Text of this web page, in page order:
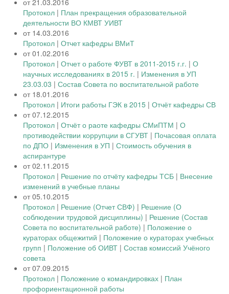
Протокол | План прекращения образовательной
деятельности ВО КМВТ УИВТ
от 14.03.2016
Протокол | Отчет кафедры ВМиТ
от 01.02.2016
Протокол | Отчет о работе ФУВТ в 2011-2015 г.г. | О
научных исследованиях в 2015 г. | Изменения в УП
23.03.03 | Состав Совета по воспитательной работе
от 18.01.2016
Протокол | Итоги работы ГЭК в 2015 | Отчёт кафедры СВ
от 07.12.2015
Протокол | Отчёт о раоте кафедры СМиПТМ | О
противодействии коррупции в СГУВТ | Почасовая оплата
по ДПО | Изменения в УП | Стоимость обучения в
аспирантуре
от 02.11.2015
Протокол | Решение по отчёту кафедры ТСБ | Внесение
изменений в учебные планы
от 05.10.2015
Протокол | Решение (Отчет СВФ) | Решение (О
соблюдении трудовой дисциплины) | Решение (Состав
Совета по воспитательной работе) | Положение о
кураторах общежитий | Положение о кураторах учебных
групп | Положение об ОИВТ | Состав комиссий Учёного
совета
от 07.09.2015
Протокол | Положение о командировках | План
профориентационной работы